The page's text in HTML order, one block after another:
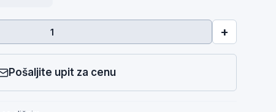
+
Pošaljite upit za cenu